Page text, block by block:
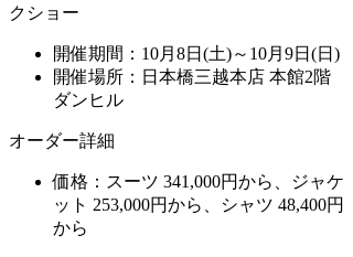
クショー
開催期間：10月8日(土)～10月9日(日)
開催場所：日本橋三越本店 本館2階
ダンヒル
オーダー詳細
価格：スーツ 341,000円から、ジャケ
ット 253,000円から、シャツ 48,400円
から